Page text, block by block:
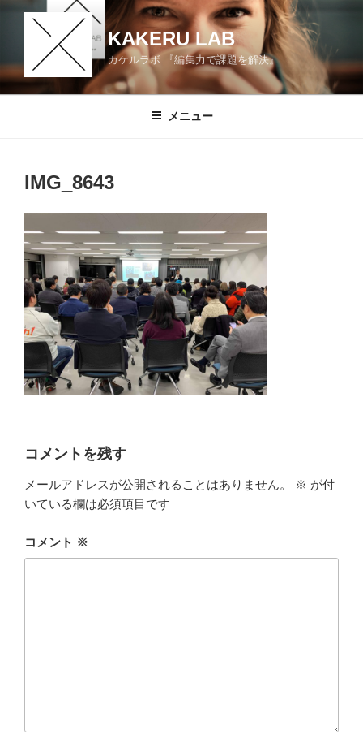
ン
KAKERU LAB
カケルラボ 『編集力で課題を解決』
メニュー
IMG_8643
コメントを残す
メールアドレスが公開されることはありません。 ※ が付
いている欄は必須項目です
コメント ※